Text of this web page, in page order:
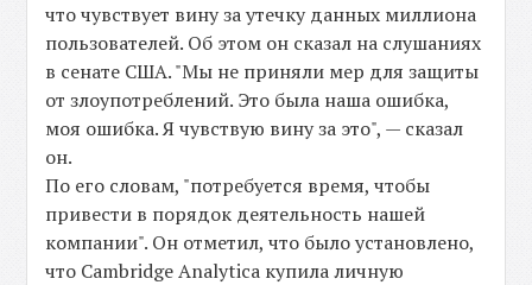
что чувствует вину за утечку данных миллиона
пользователей. Об этом он сказал на слушаниях
в сенате США. "Мы не приняли мер для защиты
от злоупотреблений. Это была наша ошибка,
моя ошибка. Я чувствую вину за это", — сказал
он.
По его словам, "потребуется время, чтобы
привести в порядок деятельность нашей
компании". Он отметил, что было установлено,
что Cambridge Analytica купила личную